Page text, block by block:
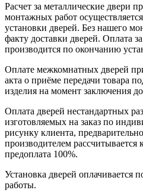
Расчет за металлические двери
монтажных работ
установки дверей. Без нашего
факту доставки дверей. Оплата
производится по окончанию
Оплате межкомнатных дверей
акта о приёме передачи товара
изделия на момент заключения
Оплата дверей нестандартных
изготовляемых на заказ по
рисунку клиента,
производителем рассчитывается
предоплата 100%.
Установка дверей оплачивается
работы.